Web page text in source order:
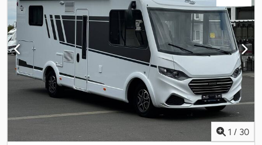
مثبت السرعة, مدفأة المقعد, مركبة لغير المدخنين, مطبخ على متن
المركبة, مظلة, هوائي فضائي, وصلات المقطورة
1 / 30